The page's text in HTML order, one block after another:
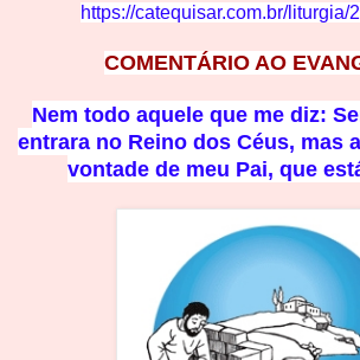
https://catequisar.com.br/liturgia/
COMENTÁRIO AO
Nem todo aquele que me diz:
entrara no Reino dos Céus, mas
vontade de meu Pai, que